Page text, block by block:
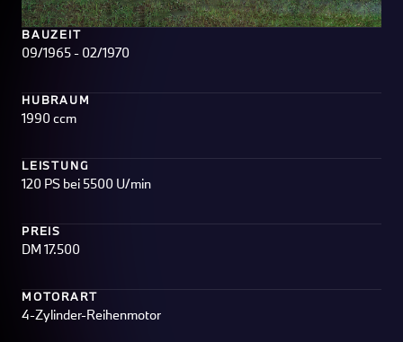
BAUZEIT
09/1965 - 02/1970
HUBRAUM
1990 ccm
LEISTUNG
120 PS bei 5500 U/min
PREIS
DM 17.500
MOTORART
4-Zylinder-Reihenmotor